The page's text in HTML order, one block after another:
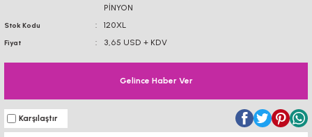
PİNYON
Stok Kodu 120XL
Fiyat 3,65 USD + KDV
Gelince Haber Ver
Karşılaştır